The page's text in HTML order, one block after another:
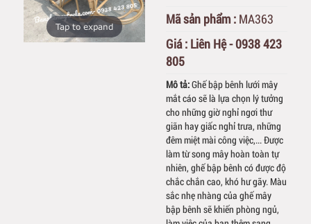
Tap to expand Mã sản phẩm : MA363
Giá : Liên Hệ - 0938 423
805
Mô tả:Ghế bập bênh lưới mây
mắt cáo sẽ là lựa chọn lý tưởng
cho những giờ nghỉ ngơi thư
giãn hay giấc nghỉ trưa, những
đêm miệt mài công việc,... Được
làm từ song mây hoàn toàn tự
nhiên, ghế bập bênh có được độ
chắc chắn cao, khó hư gãy. Màu
sắc nhẹ nhàng của ghế mây
bập bênh sẽ khiến phòng ngủ,